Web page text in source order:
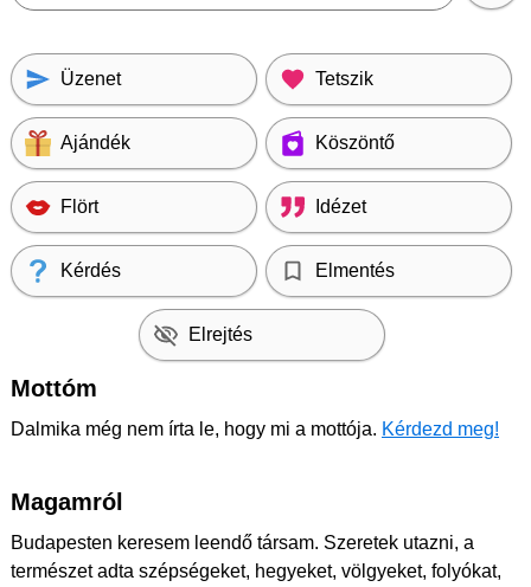
Üzenet Tetszik
Ajándék Köszöntő
Flört Idézet
Kérdés Elmentés
Elrejtés
Mottóm
Dalmika még nem írta le, hogy mi a mottója. Kérdezd meg!
Magamról
Budapesten keresem leendő társam. Szeretek utazni, a
természet adta szépségeket, hegyeket, völgyeket, folyókat,